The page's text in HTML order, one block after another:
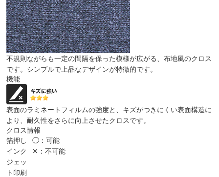
不規則ながらも一定の間隔を保った模様が広がる、布地風のクロス
です。シンプルで上品なデザインが特徴的です。
機能
表面のラミネートフィルムの強度と、キズがつきにくい表面構造に
より、耐久性をさらに向上させたクロスです。
クロス情報
箔押し
◯：可能
インク
ジェッ
ト印刷
✕：不可能